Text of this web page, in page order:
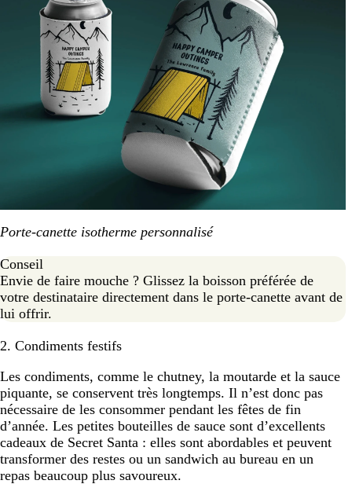
Porte-canette isotherme personnalisé
Conseil
Envie de faire mouche ? Glissez la boisson préférée de
votre destinataire directement dans le porte-canette avant de
lui offrir.
2. Condiments festifs
Les condiments, comme le chutney, la moutarde et la sauce
piquante, se conservent très longtemps. Il n’est donc pas
nécessaire de les consommer pendant les fêtes de fin
d’année. Les petites bouteilles de sauce sont d’excellents
cadeaux de Secret Santa : elles sont abordables et peuvent
transformer des restes ou un sandwich au bureau en un
repas beaucoup plus savoureux.